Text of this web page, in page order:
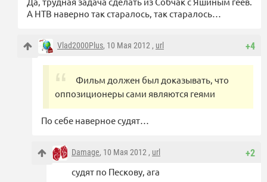
А НТВ наверно так старалось, так старалось…
+4
Vlad2000Plus, 10 Мая 2012 , url
Фильм должен был доказывать, что
оппозиционеры сами являются геями
По себе наверное судят…
+2
Damage, 10 Мая 2012 , url
судят по Пескову, ага